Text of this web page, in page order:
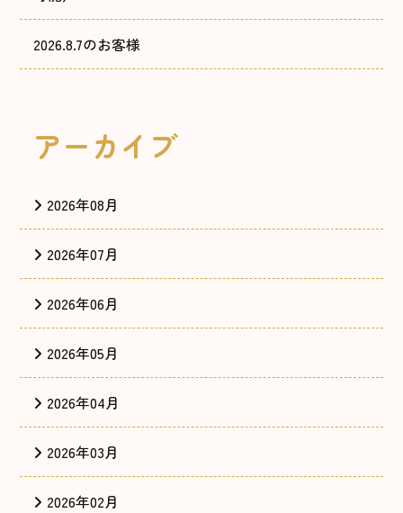
2026.8.7のお客様
アーカイブ
2026年08月
2026年07月
2026年06月
2026年05月
2026年04月
2026年03月
2026年02月